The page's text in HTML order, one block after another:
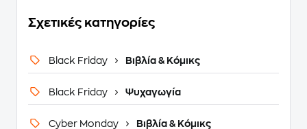
Σχετικές κατηγορίες
Black Friday Βιβλία & Κόμικς
Black Friday Ψυχαγωγία
Cyber Monday Βιβλία & Κόμικς